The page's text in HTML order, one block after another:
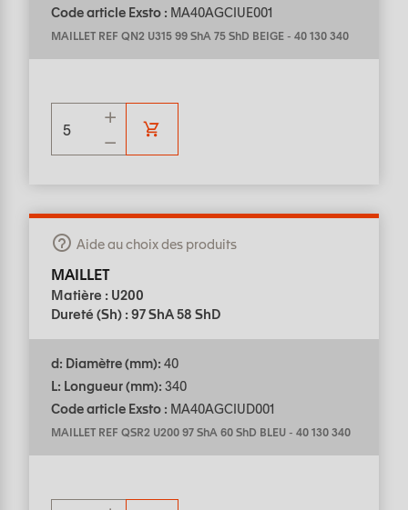
Code article Exsto : MA40AGCIUE001
MAILLET REF QN2 U315 99 ShA 75 ShD BEIGE - 40 130 340
Aide au choix des produits
MAILLET
Matière : U200
Dureté (Sh) : 97 ShA 58 ShD
d: Diamètre (mm): 40
L: Longueur (mm): 340
Code article Exsto : MA40AGCIUD001
MAILLET REF QSR2 U200 97 ShA 60 ShD BLEU - 40 130 340